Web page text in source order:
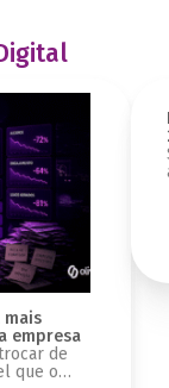
mais
empresa
de
que o